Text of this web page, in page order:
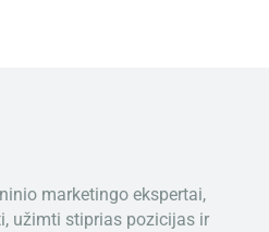
marketingo ekspertai,
užimti stiprias pozicijas ir